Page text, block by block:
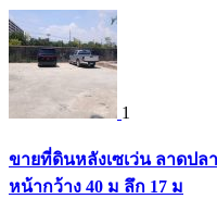
1
ขายที่ดินหลังเซเว่น ลาดปลา
หน้ากว้าง 40 ม ลึก 17 ม